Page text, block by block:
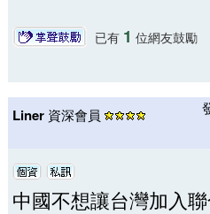
已有 1 位網友鼓勵
Liner 資深會員
中國不想讓台灣加入